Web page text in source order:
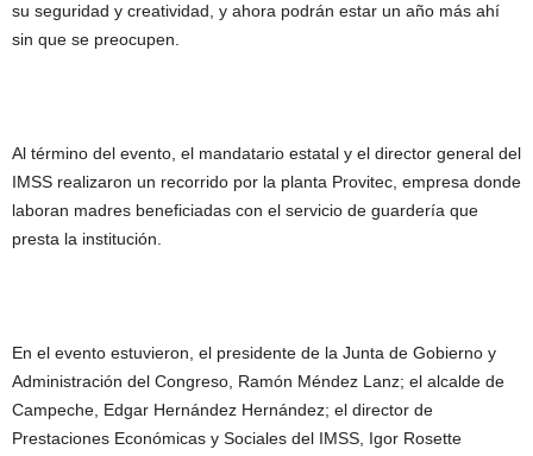
su seguridad y creatividad, y ahora podrán estar un año más ahí
sin que se preocupen.
Al término del evento, el mandatario estatal y el director general del
IMSS realizaron un recorrido por la planta Provitec, empresa donde
laboran madres beneficiadas con el servicio de guardería que
presta la institución.
En el evento estuvieron, el presidente de la Junta de Gobierno y
Administración del Congreso, Ramón Méndez Lanz; el alcalde de
Campeche, Edgar Hernández Hernández; el director de
Prestaciones Económicas y Sociales del IMSS, Igor Rosette